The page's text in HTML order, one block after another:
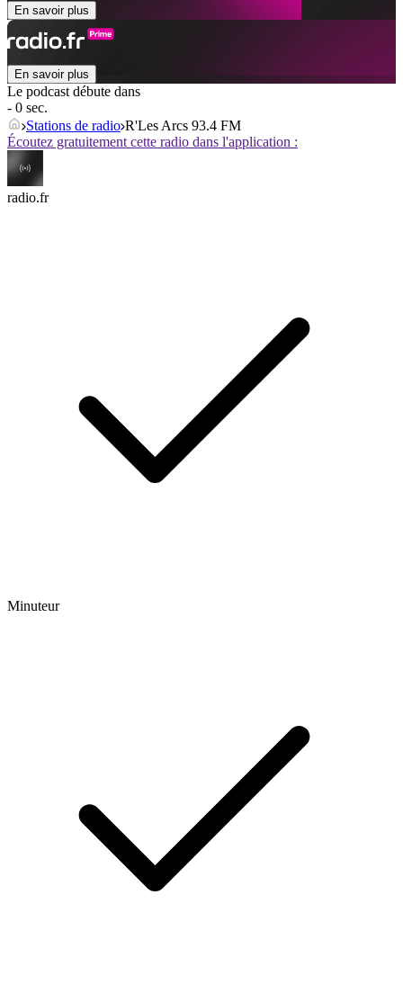
En savoir plus
En savoir plus
Le podcast débute dans
- 0 sec.
Stations de radio R'Les Arcs 93.4 FM
Écoutez gratuitement cette radio dans l'application :
radio.fr
Minuteur